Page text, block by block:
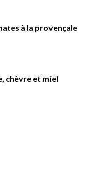
à la provençale
chèvre et miel